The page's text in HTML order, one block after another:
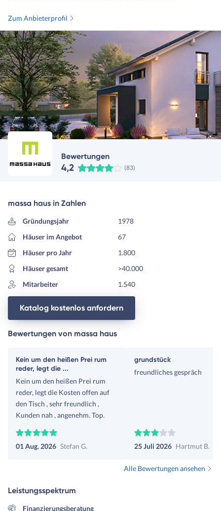
Zum Anbieterprofil
Bewertungen
4,2 (83)
massa haus in Zahlen
Gründungsjahr
1978
Häuser im Angebot
67
Häuser pro Jahr
1.800
Häuser gesamt
>40.000
Mitarbeiter
1.540
Katalog kostenlos anfordern
Bewertungen von massa haus
Kein um den heißen Prei rum
reder, legt die ...
Kein um den heißen Prei rum
reder, legt die Kosten offen auf
den Tisch , sehr freundlich ,
Kunden nah , angenehm. Top.
01 Aug. 2026 Stefan G.
grundstück
freundliches gespräch
25 Juli 2026 Hartmut B.
Alle Bewertungen ansehen
Leistungsspektrum
Finanzierungsberatung